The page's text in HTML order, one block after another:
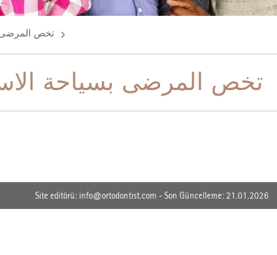
تخص المرضى
تخص المرضى بسياحة
Site editörü: info@ortodontist.com - Son Güncelleme: 21.01.2026